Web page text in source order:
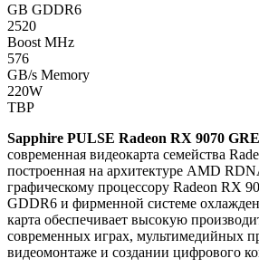
GB GDDR6
2520
Boost MHz
576
GB/s Memory
220W
TBP
Sapphire PULSE Radeon RX 9070
современная видеокарта семейства
построенная на архитектуре AMD
графическому процессору Radeon RX
GDDR6 и фирменной системе
карта обеспечивает высокую
современных играх, мультимедийных
видеомонтаже и создании цифрового